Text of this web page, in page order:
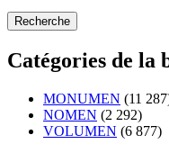
Catégories de la
MONUMEN (11
NOMEN (2 292)
VOLUMEN (6 877)